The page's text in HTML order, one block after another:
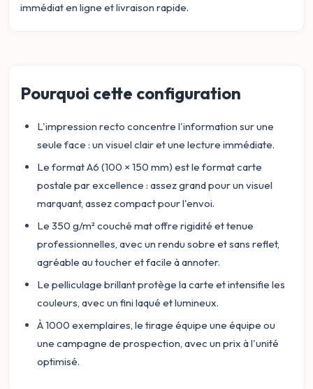
immédiat en ligne et livraison rapide.
Pourquoi cette configuration
L'impression recto concentre l'information sur une
seule face : un visuel clair et une lecture immédiate.
Le format A6 (100 × 150 mm) est le format carte
postale par excellence : assez grand pour un visuel
marquant, assez compact pour l'envoi.
Le 350 g/m² couché mat offre rigidité et tenue
professionnelles, avec un rendu sobre et sans reflet,
agréable au toucher et facile à annoter.
Le pelliculage brillant protège la carte et intensifie les
couleurs, avec un fini laqué et lumineux.
À 1000 exemplaires, le tirage équipe une équipe ou
une campagne de prospection, avec un prix à l'unité
optimisé.